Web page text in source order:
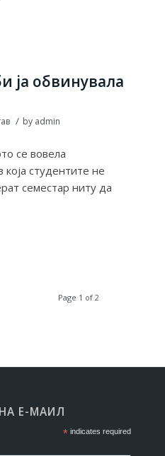
ја обвинувала
/ by admin
се вовела
студентите не
семестар ниту да
Page 1 of 2
Е-МАИЛ
*indicates required